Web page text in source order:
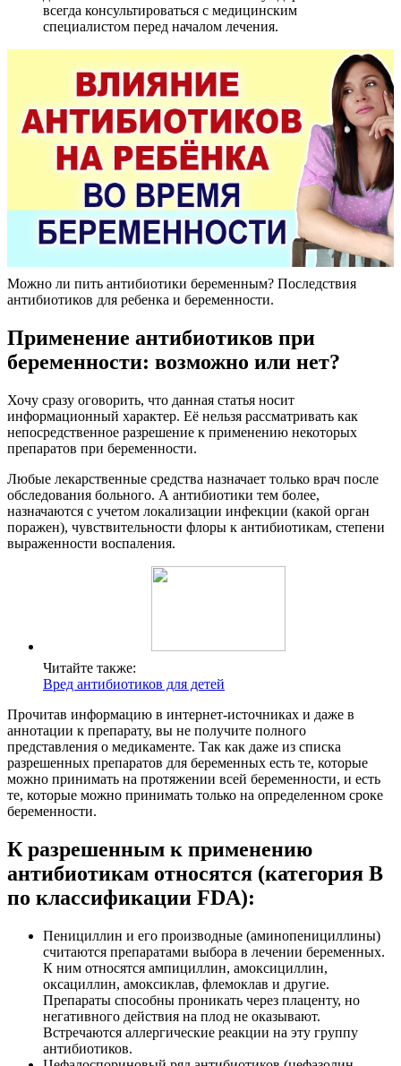
всегда консультироваться с медицинским
специалистом перед началом лечения.
Можно ли пить антибиотики беременным? Последствия
антибиотиков для ребенка и беременности.
Применение антибиотиков при
беременности: возможно или нет?
Хочу сразу оговорить, что данная статья носит
информационный характер. Её нельзя рассматривать как
непосредственное разрешение к применению некоторых
препаратов при беременности.
Любые лекарственные средства назначает только врач после
обследования больного. А антибиотики тем более,
назначаются с учетом локализации инфекции (какой орган
поражен), чувствительности флоры к антибиотикам, степени
выраженности воспаления.
Читайте также:
Вред антибиотиков для детей
Прочитав информацию в интернет-источниках и даже в
аннотации к препарату, вы не получите полного
представления о медикаменте. Так как даже из списка
разрешенных препаратов для беременных есть те, которые
можно принимать на протяжении всей беременности, и есть
те, которые можно принимать только на определенном сроке
беременности.
К разрешенным к применению
антибиотикам относятся (категория В
по классификации FDA):
Пенициллин и его производные (аминопенициллины)
считаются препаратами выбора в лечении беременных.
К ним относятся ампициллин, амоксициллин,
оксациллин, амоксиклав, флемоклав и другие.
Препараты способны проникать через плаценту, но
негативного действия на плод не оказывают.
Встречаются аллергические реакции на эту группу
антибиотиков.